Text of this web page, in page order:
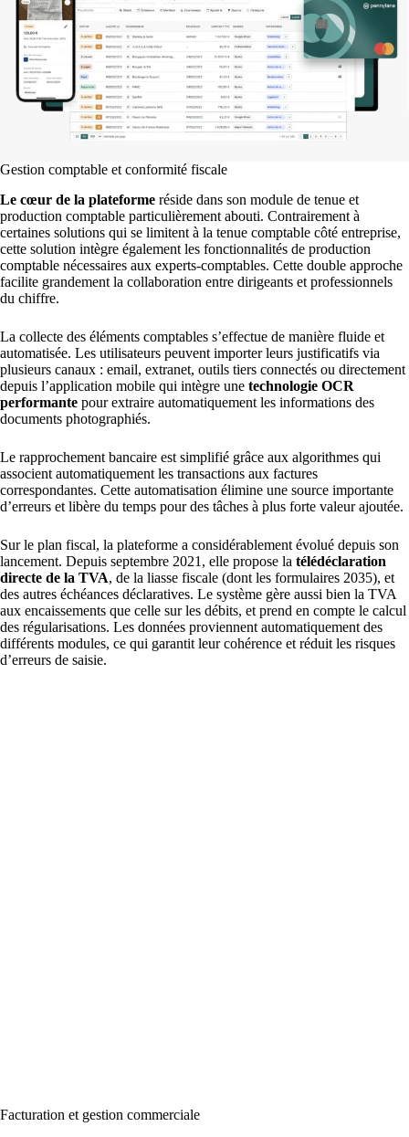
Gestion comptable et conformité fiscale
Le cœur de la plateforme réside dans son module de tenue et
production comptable particulièrement abouti. Contrairement à
certaines solutions qui se limitent à la tenue comptable côté entreprise,
cette solution intègre également les fonctionnalités de production
comptable nécessaires aux experts-comptables. Cette double approche
facilite grandement la collaboration entre dirigeants et professionnels
du chiffre.
La collecte des éléments comptables s’effectue de manière fluide et
automatisée. Les utilisateurs peuvent importer leurs justificatifs via
plusieurs canaux : email, extranet, outils tiers connectés ou directement
depuis l’application mobile qui intègre une technologie OCR
performante pour extraire automatiquement les informations des
documents photographiés.
Le rapprochement bancaire est simplifié grâce aux algorithmes qui
associent automatiquement les transactions aux factures
correspondantes. Cette automatisation élimine une source importante
d’erreurs et libère du temps pour des tâches à plus forte valeur ajoutée.
Sur le plan fiscal, la plateforme a considérablement évolué depuis son
lancement. Depuis septembre 2021, elle propose la télédéclaration
directe de la TVA, de la liasse fiscale (dont les formulaires 2035), et
des autres échéances déclaratives. Le système gère aussi bien la TVA
aux encaissements que celle sur les débits, et prend en compte le calcul
des régularisations. Les données proviennent automatiquement des
différents modules, ce qui garantit leur cohérence et réduit les risques
d’erreurs de saisie.
Facturation et gestion commerciale